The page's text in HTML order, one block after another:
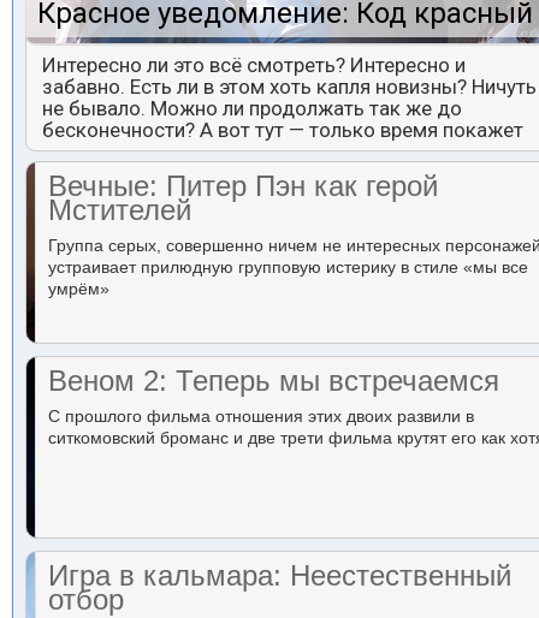
Красное уведомление: Код красный
Интересно ли это всё смотреть? Интересно и
забавно. Есть ли в этом хоть капля новизны? Ничуть
не бывало. Можно ли продолжать так же до
бесконечности? А вот тут — только время покажет
Вечные: Питер Пэн как герой
Мстителей
Группа серых, совершенно ничем не интересных
устраивает прилюдную групповую истерику в стиле «мы все
умрём»
Веном 2: Теперь мы встречаемся
С прошлого фильма отношения этих двоих развили в
ситкомовский броманс и две трети фильма крутят его как
Игра в кальмара: Неестественный
отбор